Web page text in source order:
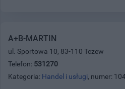
A+B-MARTIN
ul. Sportowa 10, 83-110 Tczew
Telefon: 531270
Kategoria: Handel i usługi, numer: